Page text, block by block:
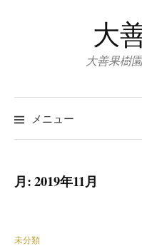
ス
キ
プ
大
大善果樹
メニュー
月:2019年11月
未分類